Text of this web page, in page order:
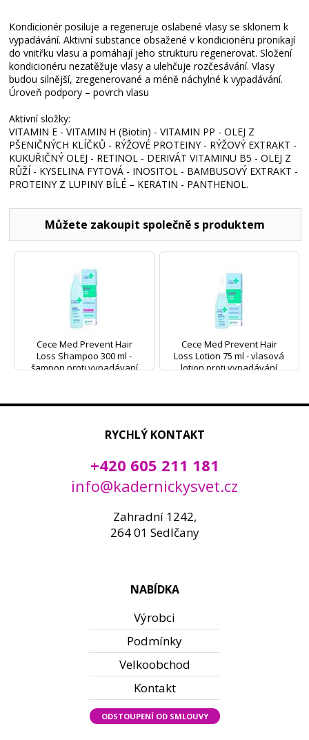
Kondicionér posiluje a regeneruje oslabené vlasy se sklonem k
vypadávání. Aktivní substance obsažené v kondicionéru pronikají
do vnitřku vlasu a pomáhají jeho strukturu regenerovat. Složení
kondicionéru nezatěžuje vlasy a ulehčuje rozčesávání. Vlasy
budou silnější, zregenerované a méně náchylné k vypadávání.
Úroveň podpory – povrch vlasu
Aktivní složky:
VITAMIN E - VITAMIN H (Biotin) - VITAMIN PP - OLEJ Z
PŠENIČNÝCH KLÍČKŮ - RÝŽOVÉ PROTEINY - RÝŽOVÝ EXTRAKT -
KUKUŘIČNÝ OLEJ - RETINOL - DERIVÁT VITAMINU B5 - OLEJ Z
RŮŽÍ - KYSELINA FYTOVÁ - INOSITOL - BAMBUSOVÝ EXTRAKT -
PROTEINY Z LUPINY BÍLÉ – KERATIN - PANTHENOL.
Můžete zakoupit společně s produktem
Cece Med Prevent Hair
Loss Shampoo 300 ml -
šampon proti vypadávaní
Cece Med Prevent Hair
Loss Lotion 75 ml - vlasová
lotion proti vypadávání
RYCHLÝ KONTAKT
+420 605 211 181
info@kadernickysvet.cz
Zahradní 1242,
264 01 Sedlčany
NABÍDKA
Výrobci
Podmínky
Velkoobchod
Kontakt
ODSTOUPENÍ OD SMLOUVY